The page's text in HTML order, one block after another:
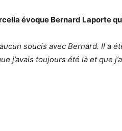
évoque Bernard Laporte
aucun soucis avec Bernard. Il a
j’avais toujours été là et que